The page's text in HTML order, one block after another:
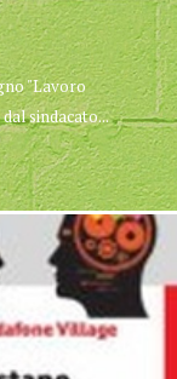
"Lavoro
sindacato...